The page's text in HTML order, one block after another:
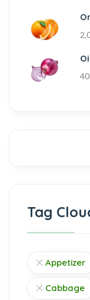
Tag
Appetizer
Cabbage